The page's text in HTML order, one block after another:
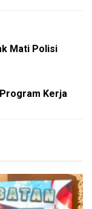
Mati Polisi
Kerja